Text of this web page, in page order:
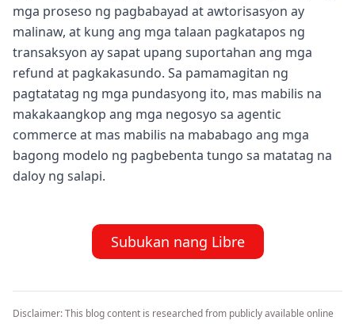
mga proseso ng pagbabayad at awtorisasyon ay
malinaw, at kung ang mga talaan pagkatapos ng
transaksyon ay sapat upang suportahan ang mga
refund at pagkakasundo. Sa pamamagitan ng
pagtatatag ng mga pundasyong ito, mas mabilis na
makakaangkop ang mga negosyo sa agentic
commerce at mas mabilis na mababago ang mga
bagong modelo ng pagbebenta tungo sa matatag na
daloy ng salapi.
Subukan nang Libre
Disclaimer: This blog content is researched from publicly available online